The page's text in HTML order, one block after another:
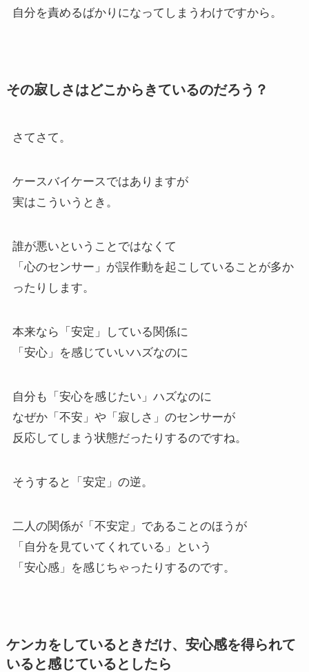
自分を責めるばかりになってしまうわけですから。
その寂しさはどこからきているのだろう？
さてさて。
ケースバイケースではありますが
実はこういうとき。
誰が悪いということではなくて
「心のセンサー」が誤作動を起こしていることが多か
ったりします。
本来なら「安定」している関係に
「安心」を感じていいハズなのに
自分も「安心を感じたい」ハズなのに
なぜか「不安」や「寂しさ」のセンサーが
反応してしまう状態だったりするのですね。
そうすると「安定」の逆。
二人の関係が「不安定」であることのほうが
「自分を見ていてくれている」という
「安心感」を感じちゃったりするのです。
ケンカをしているときだけ、安心感を得られて
いると感じているとしたら